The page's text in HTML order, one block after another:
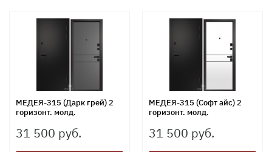
МЕДЕЯ-315 (Дарк грей) 2
горизонт. молд.
31 500 руб.
МЕДЕЯ-315 (Софт айс) 2
горизонт. молд.
31 500 руб.